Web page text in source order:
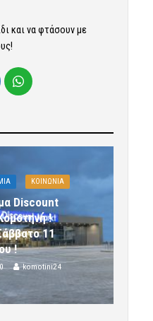
και να φτάσουν με
ΚΟΙΝΩΝΙΑ
Discount
!
11
!
komotini24